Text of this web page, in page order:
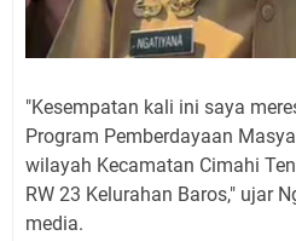
"Kesempatan kali ini saya
Program Pemberdayaan
wilayah Kecamatan Cimahi
RW 23 Kelurahan Baros," ujar
media.